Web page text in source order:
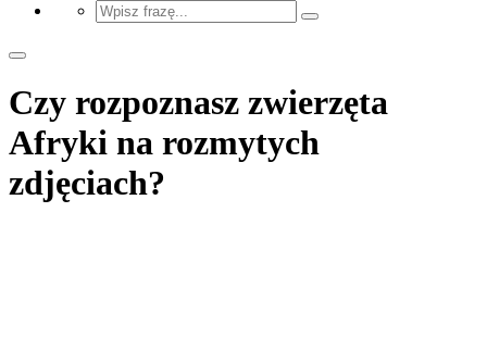
Czy rozpoznasz zwierzęta
Afryki na rozmytych
zdjęciach?